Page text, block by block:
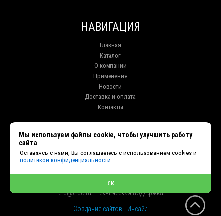
НАВИГАЦИЯ
Главная
Каталог
О компании
Применения
Новости
Доставка и оплата
Контакты
+7 (914) 010-76-83, 8 (3952) 93-27-93 - Отдел продаж
+7 (950) 075-85-99 - Техническая поддержка
et2@et38.ru - Отдел продаж
et3@et38.ru - Техническая поддержка
Создание сайтов - Инсайд
Мы используем файлы cookie, чтобы улучшить работу
сайта
Оставаясь с нами, Вы соглашаетесь с использованием cookies и
политикой конфиденциальности.
OK